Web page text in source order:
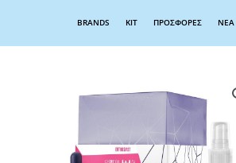
BRANDS KIT ΠΡΟΣΦΟΡΕΣ ΝΕΑ